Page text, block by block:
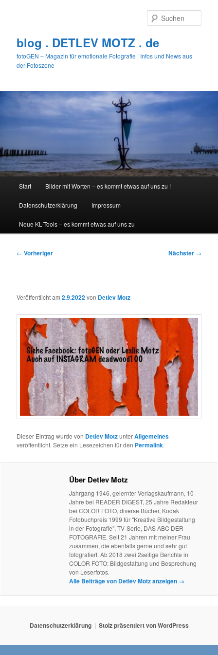
blog . DETLEV MOTZ . de
fotoGEN – Magazin für emotionale Fotografie | Infos und News aus
der Fotoszene
Start Bilder mit Worten – es kommt etwas auf uns zu !
Datenschutzerklärung Impressum
Neue KL-Tools – es kommt etwas auf uns zu
Beitragsnavigation
← Vorheriger Nächster →
Veröffentlicht am2.9.2022von Detlev Motz
Dieser Eintrag wurde von Detlev MotzunterAllgemeines
veröffentlicht. Setze ein Lesezeichen für den Permalink.
Über Detlev Motz
Jahrgang 1946, gelernter Verlagskaufmann, 10
Jahre bei READER DIGEST, 25 Jahre Redakteur
bei COLOR FOTO, diverse Bücher, Kodak
Fotobuchpreis 1999 für "Kreative Bildgestaltung
in der Fotografie", TV-Serie, DAS ABC DER
FOTOGRAFIE. Seit 21 Jahren mit meiner Frau
zusammen, die ebenfalls gerne und sehr gut
fotografiert. Ab 2018 zwei 2seitige Berichte in
COLOR FOTO: Bildgestaltung und Besprechung
von Leserfotos.
Alle Beiträge von Detlev Motz anzeigen →
Datenschutzerklärung Stolz präsentiert von WordPress